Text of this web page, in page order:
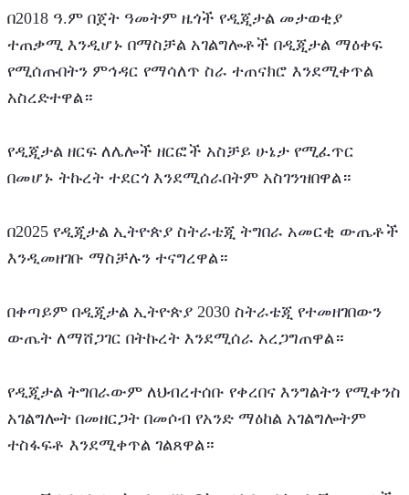
በ2018 ዓ.ም በጀት ዓመትም ዜጎች የዲጂታል መታወቂያ
ተጠቃሚ እንዲሆኑ በማስቻል አገልግሎቶች በዲጂታል ማዕቀፍ
የሚሰጡበትን ምኅዳር የማሳለጥ ስራ ተጠናክሮ እንደሚቀጥል
አስረድተዋል።
የዲጂታል ዘርፍ ለሌሎች ዘርፎች አስቻይ ሁኔታ የሚፈጥር
በመሆኑ ትኩረት ተደርጎ እንደሚሰራበትም አስገንዝበዋል።
በ2025 የዲጂታል ኢትዮጵያ ስትራቴጂ ትግበራ አመርቂ ውጤቶች
እንዲመዘገቡ ማስቻሉን ተናግረዋል።
በቀጣይም በዲጂታል ኢትዮጵያ 2030 ስትራቴጂ የተመዘገበውን
ውጤት ለማሸጋገር በትኩረት እንደሚሰራ አረጋግጠዋል።
የዲጂታል ትግበራውም ለህብረተሰቡ የቀረበና እንግልትን የሚቀንስ
አገልግሎት በመዘርጋት በመሶብ የአንድ ማዕከል አገልግሎትም
ተስፋፍቶ እንደሚቀጥል ገልጸዋል።